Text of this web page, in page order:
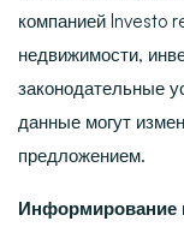
компанией Investo
недвижимости,
законодательные
данные могут
предложением.
Информирование